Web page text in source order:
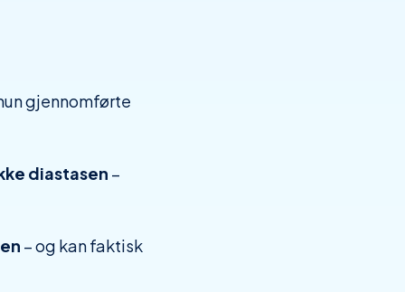
gjennomførte
diastasen –
– og kan faktisk